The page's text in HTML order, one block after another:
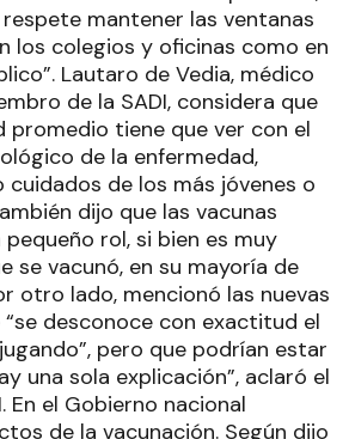
mantener las ventanas
los colegios y oficinas como en
Lautaro de Vedia, médico
de la SADI, considera que
promedio tiene que ver con el
de la enfermedad,
cuidados de los más jóvenes o
dijo que las vacunas
pequeño rol, si bien es muy
se vacunó, en su mayoría de
otro lado, mencionó las nuevas
desconoce con exactitud el
pero que podrían estar
una sola explicación”, aclaró el
En el Gobierno nacional
de la vacunación. Según dijo